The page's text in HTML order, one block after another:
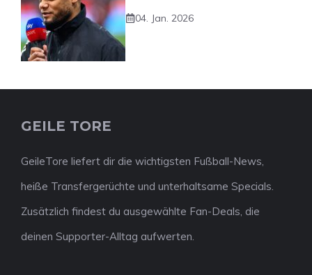
04. Jan. 2026
GEILE TORE
GeileTore liefert dir die wichtigsten Fußball-News,
heiße Transfergerüchte und unterhaltsame Specials.
Zusätzlich findest du ausgewählte Fan-Deals, die
deinen Supporter-Alltag aufwerten.